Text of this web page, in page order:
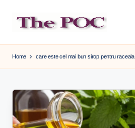
content
Home care este cel mai bun sirop pentru raceala